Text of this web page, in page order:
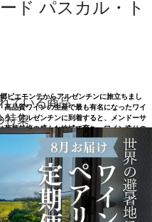
ド パスカル・ト
ピエモンテからアルゼンチンに旅立ちまし
品質ワインの生産で最も有名になったワイ
。アルゼンチンに到着すると、メンドーサ
萄栽培の盛んな地域で育ち、ワイン造りの
れるワインが優れていることに気づきまし
初のワイナリーを設立しました。20世紀の初
を拡大しようと考え、この地域が州内で最
ステートを取得し、ワイン醸造用の設備と
術者の間で、マイプ地区だけでなくアルゼ
いて、この点においても時とともに彼の正
ている商品
特集